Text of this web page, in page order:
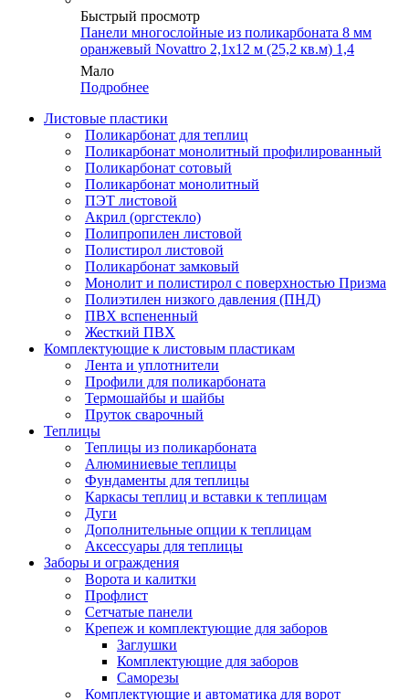
Быстрый просмотр
Панели многослойные из поликарбоната 8 мм
оранжевый Novattro 2,1х12 м (25,2 кв.м) 1,4
Мало
Подробнее
Листовые пластики
Поликарбонат для теплиц
Поликарбонат монолитный профилированный
Поликарбонат сотовый
Поликарбонат монолитный
ПЭТ листовой
Акрил (оргстекло)
Полипропилен листовой
Полистирол листовой
Поликарбонат замковый
Монолит и полистирол с поверхностью Призма
Полиэтилен низкого давления (ПНД)
ПВХ вспененный
Жесткий ПВХ
Комплектующие к листовым пластикам
Лента и уплотнители
Профили для поликарбоната
Термошайбы и шайбы
Пруток сварочный
Теплицы
Теплицы из поликарбоната
Алюминиевые теплицы
Фундаменты для теплицы
Каркасы теплиц и вставки к теплицам
Дуги
Дополнительные опции к теплицам
Аксессуары для теплицы
Заборы и ограждения
Ворота и калитки
Профлист
Сетчатые панели
Крепеж и комплектующие для заборов
Заглушки
Комплектующие для заборов
Саморезы
Комплектующие и автоматика для ворот